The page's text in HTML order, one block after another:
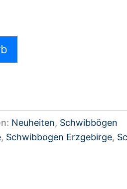
Neuheiten, Schwibbögen
, Schwibbogen Erzgebirge,